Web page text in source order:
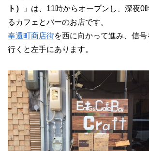
ト）
」は、11時からオープンし、深夜0
るカフェとバーのお店です。
奉還町商店街を西に向かって進み、信号
行くと左手にあります。